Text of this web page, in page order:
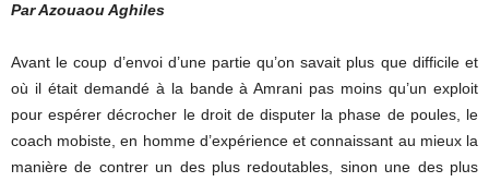
Par Azouaou Aghiles
Avant le coup d’envoi d’une partie qu’on savait plus que difficile et
où il était demandé à la bande à Amrani pas moins qu’un exploit
pour espérer décrocher le droit de disputer la phase de poules, le
coach mobiste, en homme d’expérience et connaissant au mieux la
manière de contrer un des plus redoutables, sinon une des plus